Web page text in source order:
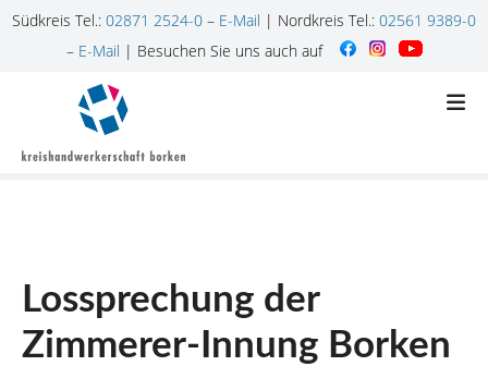
Südkreis Tel.: 02871 2524-0 – E-Mail | Nordkreis Tel.: 02561 9389-0
– E-Mail | Besuchen Sie uns auch auf
Lossprechung der
Zimmerer-Innung Borken